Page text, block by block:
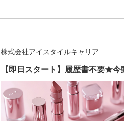
株式会社アイスタイルキャリア
【即日スタート】履歴書不要★